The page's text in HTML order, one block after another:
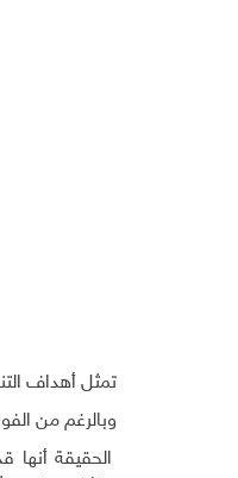
تمثل أهداف
وبالرغم من
الحقيقة أنها